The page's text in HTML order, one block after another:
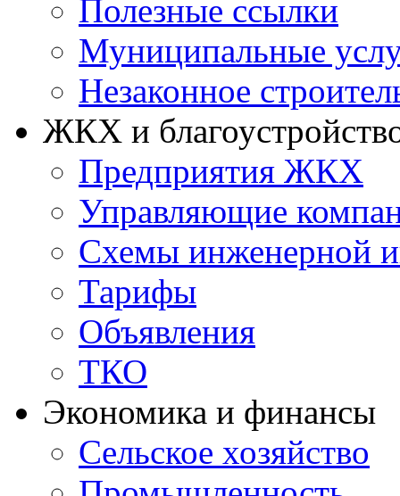
Полезные ссылки
Муниципальные
Незаконное
ЖКХ и
Предприятия ЖКХ
Управляющие
Схемы инженерной
Тарифы
Объявления
ТКО
Экономика и финансы
Сельское хозяйство